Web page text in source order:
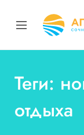
Теги:
отдыха